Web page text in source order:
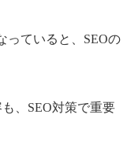
っていると、SEOの
、SEO対策で重要